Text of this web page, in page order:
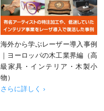
海外から学ぶレーザー導入事例
｜ヨーロッパの木工業界編（高
級家具・インテリア・木製小
物）
さらに詳しく ›